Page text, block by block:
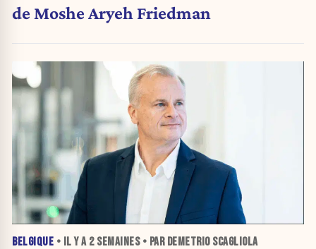
de Moshe Aryeh Friedman
BELGIQUE • IL Y A 2 SEMAINES• PAR DEMETRIO SCAGLIOLA